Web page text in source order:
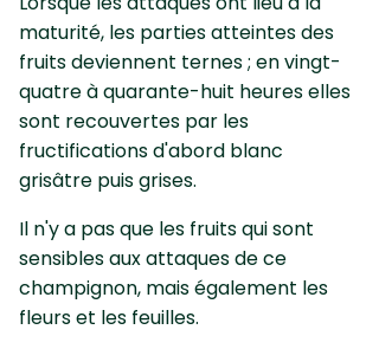
maturité, les parties atteintes des
fruits deviennent ternes ; en vingt-
quatre à quarante-huit heures elles
sont recouvertes par les
fructifications d'abord blanc
grisâtre puis grises.
Il n'y a pas que les fruits qui sont
sensibles aux attaques de ce
champignon, mais également les
fleurs et les feuilles.